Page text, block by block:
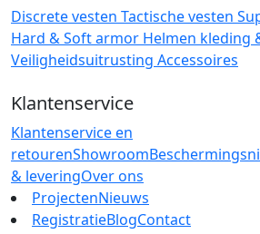
Discrete vesten Tactische vesten
Hard & Soft armor Helmen kleding
Veiligheidsuitrusting Accessoires
Klantenservice
Klantenservice en
retourenShowroom
& leveringOver ons
ProjectenNieuws
RegistratieBlogContact